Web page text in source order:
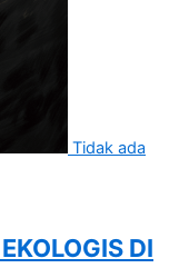
Tidak ada
DI